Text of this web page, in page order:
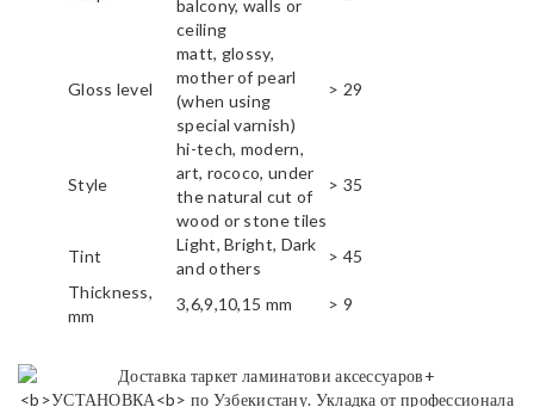
balcony, walls or
ceiling
Gloss level
matt, glossy,
mother of pearl
(when using
special varnish)
> 29
Style
hi-tech, modern,
art, rococo, under
the natural cut of
wood or stone tiles
> 35
Tint
Light, Bright, Dark
and others
> 45
Thickness,
mm
3,6,9,10,15 mm > 9